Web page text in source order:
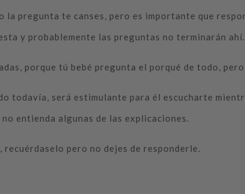
la pregunta te canses, pero es importante que
y probablemente las preguntas no terminarán ahí.
porque tú bebé pregunta el porqué de todo,
todavía, será estimulante para él escucharte
entienda algunas de las explicaciones.
pero no dejes de responderle.